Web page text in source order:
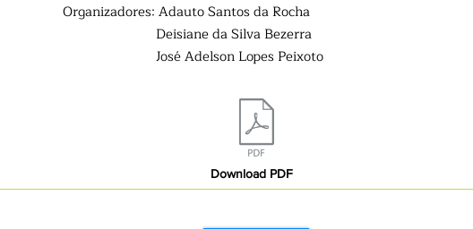
Organizadores: Adauto Santos da Rocha
Deisiane da Silva Bezerra
José Adelson Lopes Peixoto
Download PDF